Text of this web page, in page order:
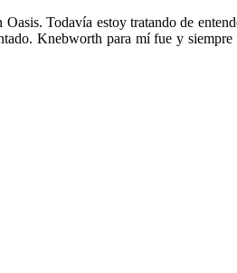
Todavía estoy tratando de
Knebworth para mí fue y